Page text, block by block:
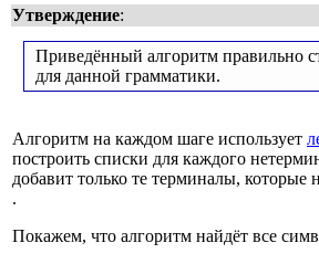
Утверждение:
Приведённый алгоритм правильно
для данной грамматики.
Алгоритм на каждом шаге использует
построить списки для каждого
добавит только те терминалы, которые
.
Покажем, что алгоритм найдёт все